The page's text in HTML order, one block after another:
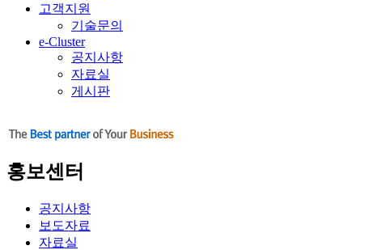
고객지원
기술문의
e-Cluster
공지사항
자료실
게시판
홍보센터
공지사항
보도자료
자료실